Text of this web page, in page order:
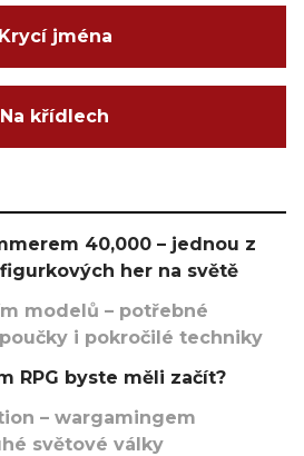
Krycí jména
Na křídlech
40,000 – jednou z
her na světě
modelů – potřebné
i pokročilé techniky
RPG byste měli začít?
– wargamingem
světové války